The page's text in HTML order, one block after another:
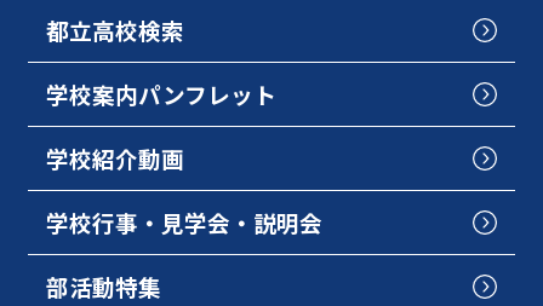
都立高校検索
学校案内パンフレット
学校紹介動画
学校行事・見学会・説明会
部活動特集